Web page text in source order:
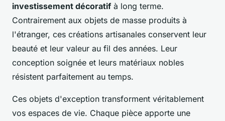
investissement décoratif à long terme.
Contrairement aux objets de masse produits à
l'étranger, ces créations artisanales conservent leur
beauté et leur valeur au fil des années. Leur
conception soignée et leurs matériaux nobles
résistent parfaitement au temps.
Ces objets d'exception transforment véritablement
vos espaces de vie. Chaque pièce apporte une